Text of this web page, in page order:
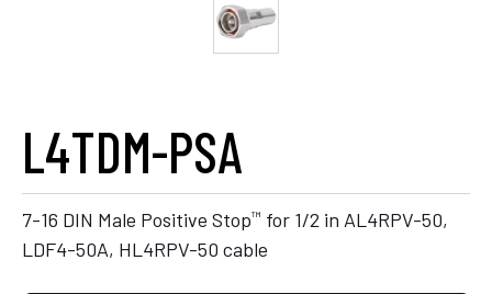
L4TDM-PSA
7-16 DIN Male Positive Stop™ for 1/2 in AL4RPV-50,
LDF4-50A, HL4RPV-50 cable